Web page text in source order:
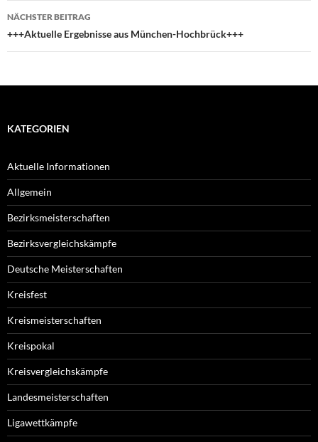
NÄCHSTER BEITRAG
+++Aktuelle Ergebnisse aus München-Hochbrück+++
KATEGORIEN
Aktuelle Informationen
Allgemein
Bezirksmeisterschaften
Bezirksvergleichskämpfe
Deutsche Meisterschaften
Kreisfest
Kreismeisterschaften
Kreispokal
Kreisvergleichskämpfe
Landesmeisterschaften
Ligawettkämpfe